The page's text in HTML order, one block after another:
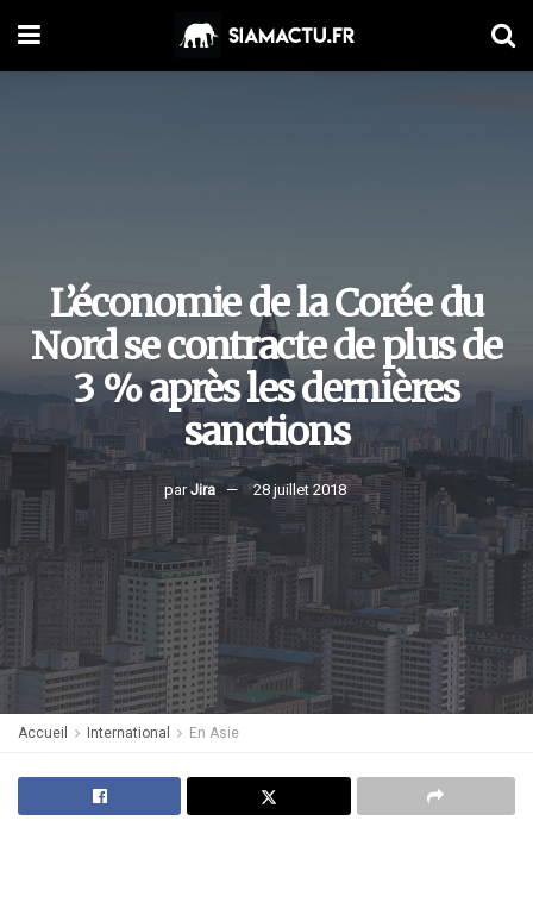
L’économie de la Corée du
Nord se contracte de plus de
3 % après les dernières
sanctions
par Jira 28 juillet 2018
Accueil International En Asie